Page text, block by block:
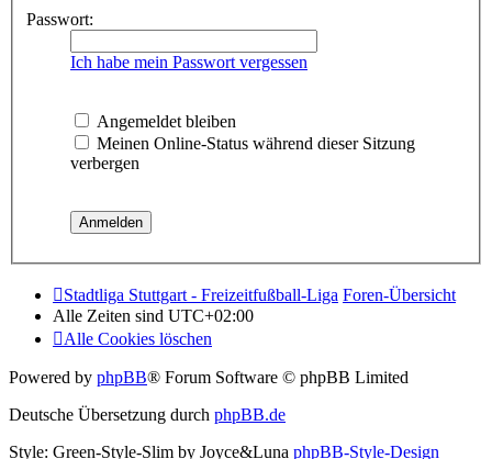
Passwort:
Ich habe mein Passwort vergessen
Angemeldet bleiben
Meinen Online-Status während dieser Sitzung
verbergen
Stadtliga Stuttgart - Freizeitfußball-Liga Foren-Übersicht
Alle Zeiten sind UTC+02:00
Alle Cookies löschen
Powered by phpBB® Forum Software © phpBB Limited
Deutsche Übersetzung durch phpBB.de
Style: Green-Style-Slim by Joyce&Luna phpBB-Style-Design